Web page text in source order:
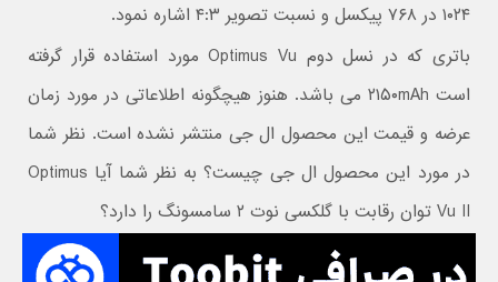
۱۰۲۴ در ۷۶۸ پیکسل و نسبت تصویر ۴:۳ اشاره نمود.
باتری که در نسل دوم Optimus Vu مورد استفاده قرار گرفته
است ۲۱۵۰mAh می باشد. هنوز هیچگونه اطلاعاتی در مورد زمان
عرضه و قیمت این محصول ال جی منتشر نشده است. نظر شما
در مورد این محصول ال جی چیست؟ به نظر شما آیا Optimus
Vu II توان رقابت با گلکسی نوت ۲ سامسونگ را دارد؟